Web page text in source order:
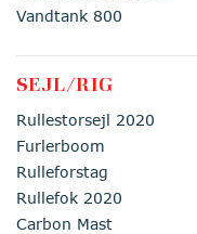
Vandtank 800
SEJL/RIG
Rullestorsejl 2020
Furlerboom
Rulleforstag
Rullefok 2020
Carbon Mast